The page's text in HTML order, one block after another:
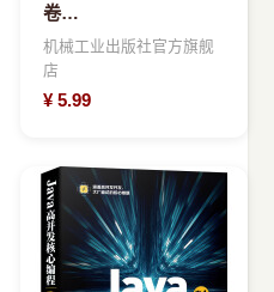
卷
1NIONettyRedisZooKeeper
尼恩通信框架
机械工业出版社官方旗舰
店
¥ 5.99